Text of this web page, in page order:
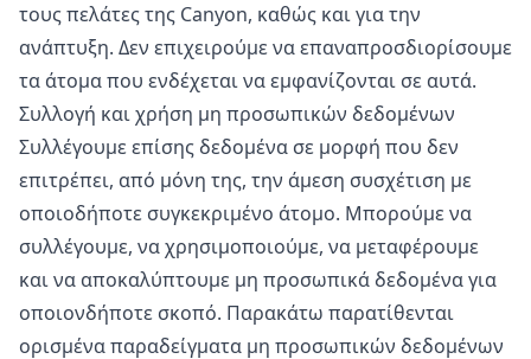
τους πελάτες της Canyon, καθώς και για την
ανάπτυξη. Δεν επιχειρούμε να επαναπροσδιορίσουμε
τα άτομα που ενδέχεται να εμφανίζονται σε αυτά.
Συλλογή και χρήση μη προσωπικών δεδομένων
Συλλέγουμε επίσης δεδομένα σε μορφή που δεν
επιτρέπει, από μόνη της, την άμεση συσχέτιση με
οποιοδήποτε συγκεκριμένο άτομο. Μπορούμε να
συλλέγουμε, να χρησιμοποιούμε, να μεταφέρουμε
και να αποκαλύπτουμε μη προσωπικά δεδομένα για
οποιονδήποτε σκοπό. Παρακάτω παρατίθενται
ορισμένα παραδείγματα μη προσωπικών δεδομένων